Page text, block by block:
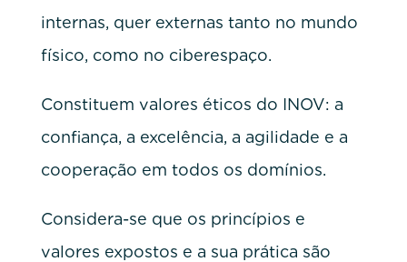
internas, quer externas tanto no mundo
físico, como no ciberespaço.
Constituem valores éticos do INOV: a
confiança, a excelência, a agilidade e a
cooperação em todos os domínios.
Considera-se que os princípios e
valores expostos e a sua prática são